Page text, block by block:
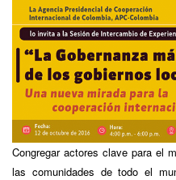
Congregar actores clave para el
las comunidades de todo el